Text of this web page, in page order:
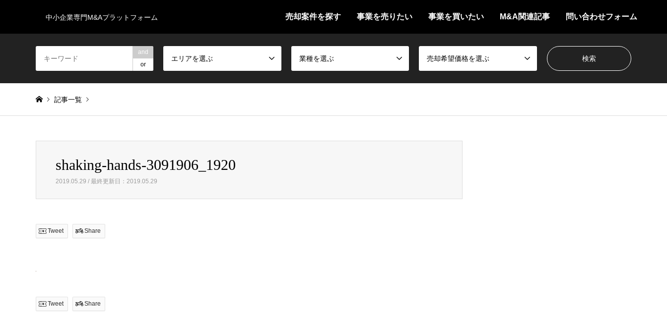
中小企業専門M&Aプラットフォーム 売却案件を探す 事業を売りたい 事業を買いたい M&A関連記事 問い合わせフォーム
and
or
エリアを選ぶ 業種を選ぶ 売却希望価格を選ぶ
記事一覧
shaking-hands-3091906_1920
shaking-hands-3091906_1920
2019.05.29 / 最終更新日：2019.05.29
Tweet Share
Tweet Share